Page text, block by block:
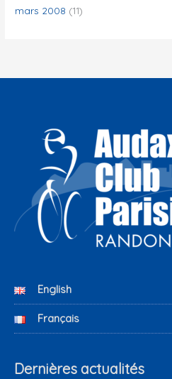
mars 2008 (11)
English
Français
Dernières actualités